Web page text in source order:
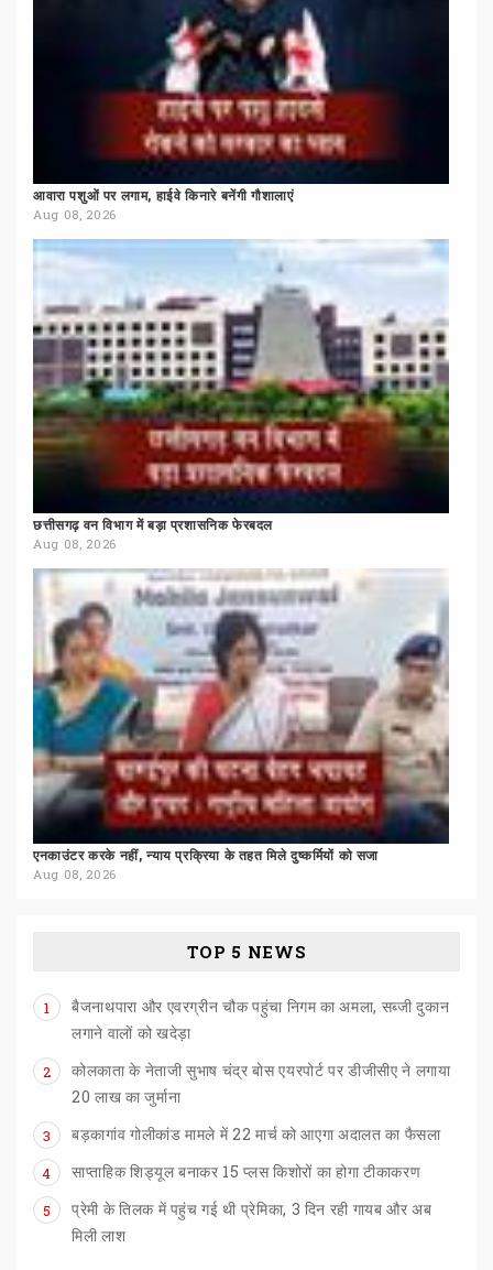
आवारा पशुओं पर लगाम, हाईवे किनारे बनेंगी गौशालाएं
Aug 08, 2026
छत्तीसगढ़ वन विभाग में बड़ा प्रशासनिक फेरबदल
Aug 08, 2026
एनकाउंटर करके नहीं, न्याय प्रक्रिया के तहत मिले दुष्कर्मियों को सजा
Aug 08, 2026
TOP 5 NEWS
1
बैजनाथपारा और एवरग्रीन चौक पहुंचा निगम का अमला, सब्जी दुकान
लगाने वालों को खदेड़ा
2
कोलकाता के नेताजी सुभाष चंद्र बोस एयरपोर्ट पर डीजीसीए ने लगाया
20 लाख का जुर्माना
3 बड़कागांव गोलीकांड मामले में22 मार्च कोआएगाअदालत का फैसला
4 साप्ताहिकशिड्यूलबनाकर 15 प्लसकिशोरों काहोगाटीकाकरण
5
प्रेमी के तिलक में पहुंच गई थी प्रेमिका, 3 दिन रही गायब और अब
मिली लाश